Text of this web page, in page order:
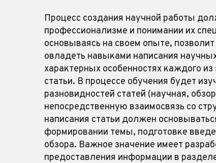
Процесс создания научной работы
профессионализме и понимании их
основываясь на своем опыте,
овладеть навыками написания
характерных особенностях каждого
статьи. В процессе обучения будет
разновидностей статей (научная,
непосредственную взаимосвязь со
написания статьи должен
формировании темы, подготовке
обзора. Важное значение имеет
предоставления информации в